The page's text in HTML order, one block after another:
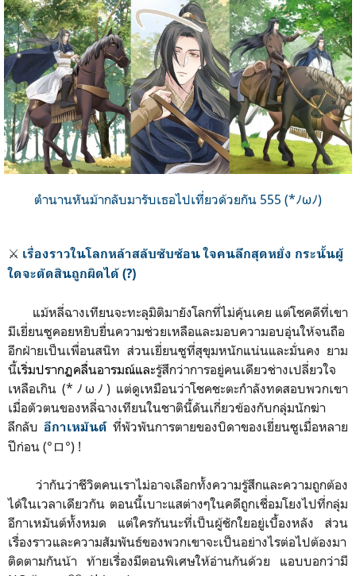
ตำนานหันม้ากลับมารับเธอไปเที่ยวด้วยกัน 555 (*ﾉωﾉ)
⚔️ เรื่องราวในโลกหล้าสลับซับซ้อน ใจคนลึกสุดหยั่ง กระนั้นผู้
ใดจะตัดสินถูกผิดได้ (?)
แม้หลี่ฉางเทียนจะทะลุมิติมายังโลกที่ไม่คุ้นเคย แต่โชคดีที่เขา
มีเยี่ยนซูคอยหยิบยื่นความช่วยเหลือและมอบความอบอุ่นให้จนถือ
อีกฝ่ายเป็นเพื่อนสนิท ส่วนเยี่ยนซูที่สุขุมหนักแน่นและมั่นคง ยาม
นี้เริ่มปรากฏคลื่นอารมณ์และรู้สึกว่าการอยู่คนเดียวช่างเปลี่ยวใจ
เหลือเกิน (*ﾉωﾉ) แต่ดูเหมือนว่าโชคชะตะกำลังทดสอบพวกเขา
เมื่อตัวตนของหลี่ฉางเทียนในชาตินี้ดันเกี่ยวข้องกับกลุ่มนักฆ่า
ลึกลับ อีกาเหมันต์ ที่พัวพันการตายของบิดาของเยี่ยนซูเมื่อหลาย
ปีก่อน (°ロ°) !
ว่ากันว่าชีวิตคนเราไม่อาจเลือกทั้งความรู้สึกและความถูกต้อง
ได้ในเวลาเดียวกัน ตอนนี้เบาะแสต่างๆในคดีถูกเชื่อมโยงไปที่กลุ่ม
อีกาเหมันต์ทั้งหมด แต่ใครกันนะที่เป็นผู้ชักใยอยู่เบื้องหลัง ส่วน
เรื่องราวและความสัมพันธ์ของพวกเขาจะเป็นอย่างไรต่อไปต้องมา
ติดตามกันน้า ท้ายเรื่องมีตอนพิเศษให้อ่านกันด้วย แอบบอกว่ามี